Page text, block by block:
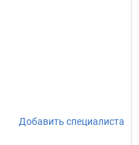
Добавить специалиста